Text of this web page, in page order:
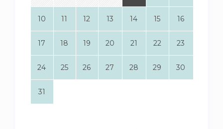
10 11 12 13 14 15 16
17 18 19 20 21 22 23
24 25 26 27 28 29 30
31